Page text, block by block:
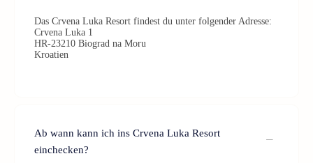
Das Crvena Luka Resort findest du unter folgender Adresse:
Crvena Luka 1
HR-23210 Biograd na Moru
Kroatien
Ab wann kann ich ins Crvena Luka Resort
einchecken?